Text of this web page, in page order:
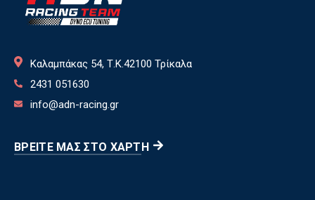
Καλαμπάκας 54, Τ.Κ.42100 Τρίκαλα
2431 051630
info@adn-racing.gr
ΒΡΕΊΤΕ ΜΑΣ ΣΤΟ ΧΆΡΤΗ